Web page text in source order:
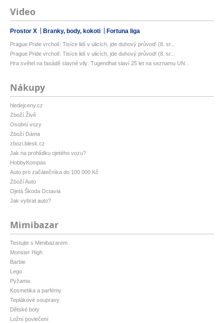
Video
Prostor X Branky, body, kokoti Fortuna liga
Prague Pride vrcholí: Tisíce lidí v ulicích, jde duhový průvod! (8. sr...
Prague Pride vrcholí: Tisíce lidí v ulicích, jde duhový průvod! (8. sr...
Hra světel na fasádě slavné vily: Tugendhat slaví 25 let na seznamu UN...
Nákupy
hledejceny.cz
Zboží Živě
Osobní vozy
Zboží Dáma
zbozi.blesk.cz
Jak na prohlídku ojetého vozu?
HobbyKompas
Auto pro začátečníka do 100 000 Kč
Zboží Auto
Ojetá Škoda Octavia
Jak vybrat auto?
Mimibazar
Testujte s Mimibazarem
Monster High
Barbie
Lego
Pyžama
Kosmetika a parfémy
Teplákové soupravy
Dětské boty
Ložní povlečení